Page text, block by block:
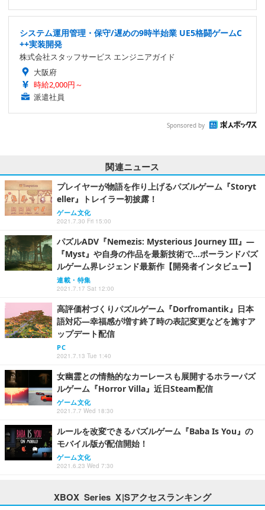
システム運用管理・保守/遅めの9時半始業 UE5格闘ゲームC
++実装開発
株式会社スタッフサービス エンジニアガイド
大阪府
時給2,000円～
派遣社員
Sponsored by
関連ニュース
プレイヤーが物語を作り上げるパズルゲーム『Storyt
eller』トレイラー初披露！
ゲーム文化
2021.7.30 Fri 15:00
パズルADV『Nemezis: Mysterious Journey III』―
『Myst』や自身の作品を最新技術で…ポーランドパズ
ルゲーム界レジェンド最新作【開発者インタビュー】
連載・特集
2021.7.17 Sat 12:00
高評価村づくりパズルゲーム『Dorfromantik』日本
語対応―幸福感が増す終了時の表記変更などを施すア
ップデート配信
PC
2021.7.13 Tue 1:40
女幽霊との情熱的なカーレースも展開するホラーパズ
ルゲーム『Horror Villa』近日Steam配信
ゲーム文化
2021.7.7 Wed 18:30
ルールを改変できるパズルゲーム『Baba Is You』の
モバイル版が配信開始！
ゲーム文化
2021.6.23 Wed 7:30
XBOX Series X|Sアクセスランキング